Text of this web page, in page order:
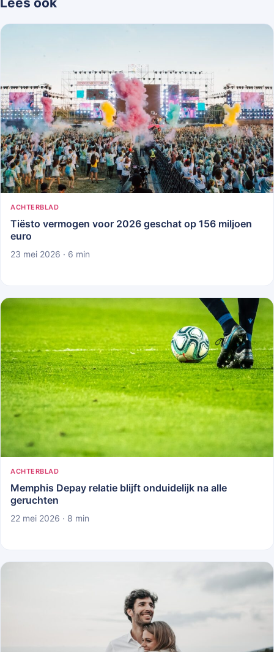
ACHTERBLAD
Tiësto vermogen voor 2026 geschat op 156 miljoen
euro
23 mei 2026 · 6 min
ACHTERBLAD
Memphis Depay relatie blijft onduidelijk na alle
geruchten
22 mei 2026 · 8 min